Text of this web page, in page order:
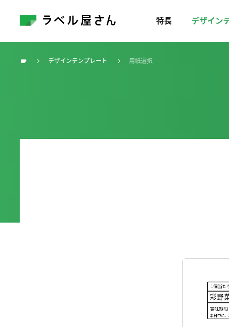
特長 デザイン
トップ デザインテンプレート 用紙選択